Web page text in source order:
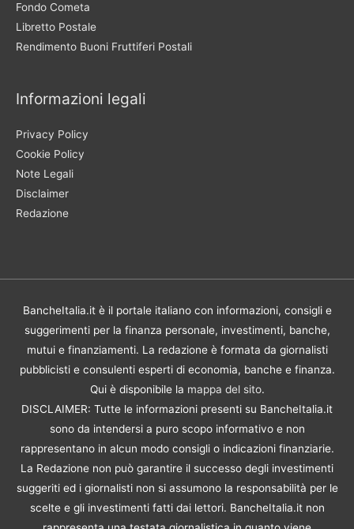
Fondo Cometa
Libretto Postale
Rendimento Buoni Fruttiferi Postali
Informazioni legali
Privacy Policy
Cookie Policy
Note Legali
Disclaimer
Redazione
BancheItalia.it è il portale italiano con informazioni, consigli e
suggerimenti per la finanza personale, investimenti, banche,
mutui e finanziamenti. La redazione è formata da giornalisti
pubblicisti e consulenti esperti di economia, banche e finanza.
Qui è disponibile la mappa del sito.
DISCLAIMER: Tutte le informazioni presenti su BancheItalia.it
sono da intendersi a puro scopo informativo e non
rappresentano in alcun modo consigli o indicazioni finanziarie.
La Redazione non può garantire il successo degli investimenti
suggeriti ed i giornalisti non si assumono la responsabilità per le
scelte e gli investimenti fatti dai lettori. BancheItalia.it non